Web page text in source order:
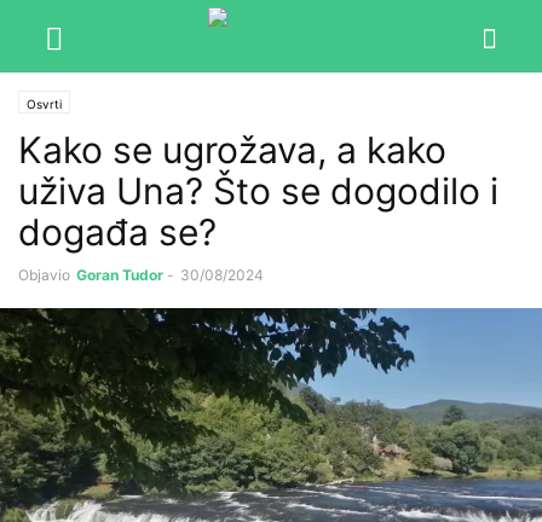
Osvrti
Kako se ugrožava, a kako
uživa Una? Što se dogodilo i
događa se?
Objavio Goran Tudor - 30/08/2024